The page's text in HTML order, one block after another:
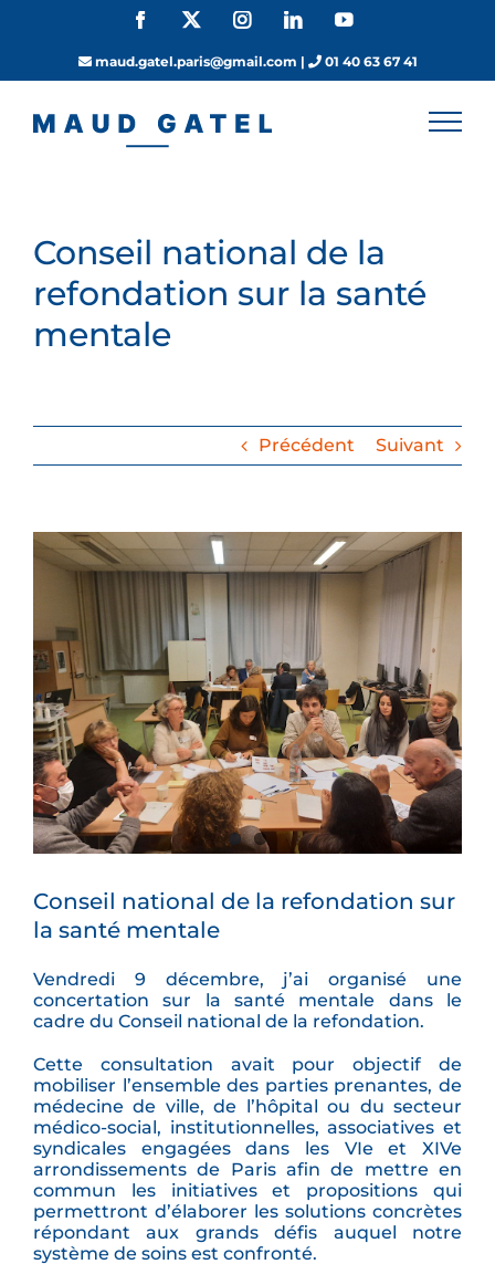
Facebook InstagramLinkedInYouTube
maud.gatel.paris@gmail.com | 01 40 63 67 41
Conseil national de la
refondation sur la santé
mentale
Précédent Suivant
Voir
l'image
agrandie
Conseil national de la refondation sur
la santé mentale
Vendredi 9 décembre, j’ai organisé une
concertation sur la santé mentale dans le
cadre du Conseil national de la refondation.
Cette consultation avait pour objectif de
mobiliser l’ensemble des parties prenantes, de
médecine de ville, de l’hôpital ou du secteur
médico-social, institutionnelles, associatives et
syndicales engagées dans les VIe et XIVe
arrondissements de Paris afin de mettre en
commun les initiatives et propositions qui
permettront d’élaborer les solutions concrètes
répondant aux grands défis auquel notre
système de soins est confronté.